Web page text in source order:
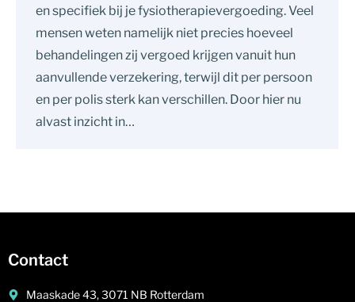
en specifiek bij je fysiotherapievergoeding. Veel
mensen weten namelijk niet precies hoeveel
behandelingen zij vergoed krijgen vanuit hun
aanvullende verzekering, terwijl dit per persoon
en per polis sterk kan verschillen. Door hier nu
alvast inzicht in…
Contact
Maaskade 43, 3071 NB Rotterdam